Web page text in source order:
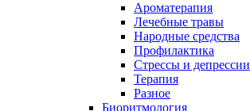
Ароматерапия
Лечебные травы
Народные средства
Профилактика
Стрессы и депрессии
Терапия
Разное
Биоритмология